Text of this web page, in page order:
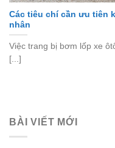
Các tiêu chí cần ưu tiên
nhân
Việc trang bị bơm lốp xe
[...]
BÀI VIẾT MỚI